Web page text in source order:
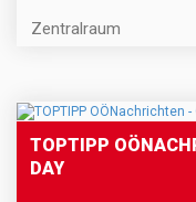
Zentralraum
TOPTIPP
DAY